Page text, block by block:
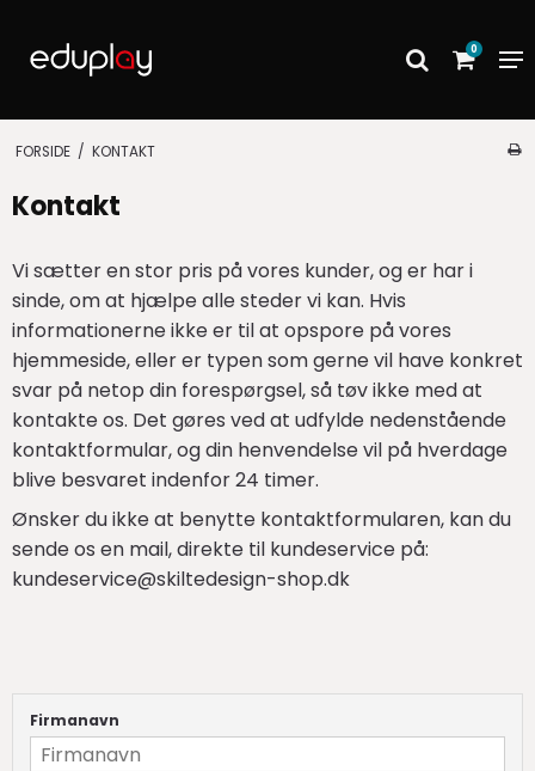
0
FORSIDE / KONTAKT
Kontakt
Vi sætter en stor pris på vores kunder, og er har i
sinde, om at hjælpe alle steder vi kan. Hvis
informationerne ikke er til at opspore på vores
hjemmeside, eller er typen som gerne vil have konkret
svar på netop din forespørgsel, så tøv ikke med at
kontakte os. Det gøres ved at udfylde nedenstående
kontaktformular, og din henvendelse vil på hverdage
blive besvaret indenfor 24 timer.
Ønsker du ikke at benytte kontaktformularen, kan du
sende os en mail, direkte til kundeservice på:
kundeservice@skiltedesign-shop.dk
Firmanavn